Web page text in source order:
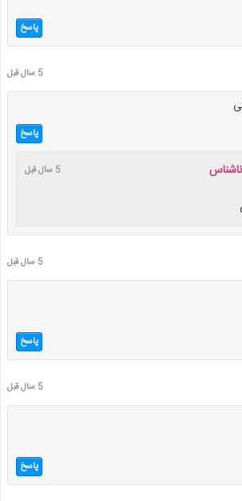
پاسخ
5 سال قبل
پاسخ
ناشناس 5 سال قبل
5 سال قبل
پاسخ
5 سال قبل
پاسخ